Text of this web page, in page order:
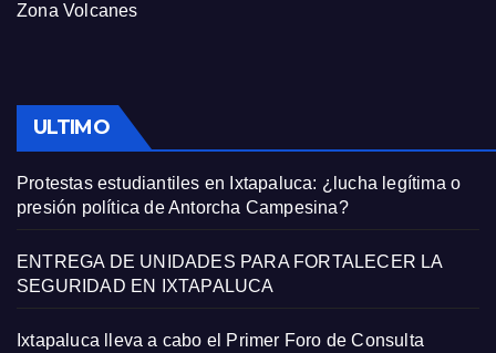
Zona Volcanes
ULTIMO
Protestas estudiantiles en Ixtapaluca: ¿lucha legítima o
presión política de Antorcha Campesina?
ENTREGA DE UNIDADES PARA FORTALECER LA
SEGURIDAD EN IXTAPALUCA
Ixtapaluca lleva a cabo el Primer Foro de Consulta